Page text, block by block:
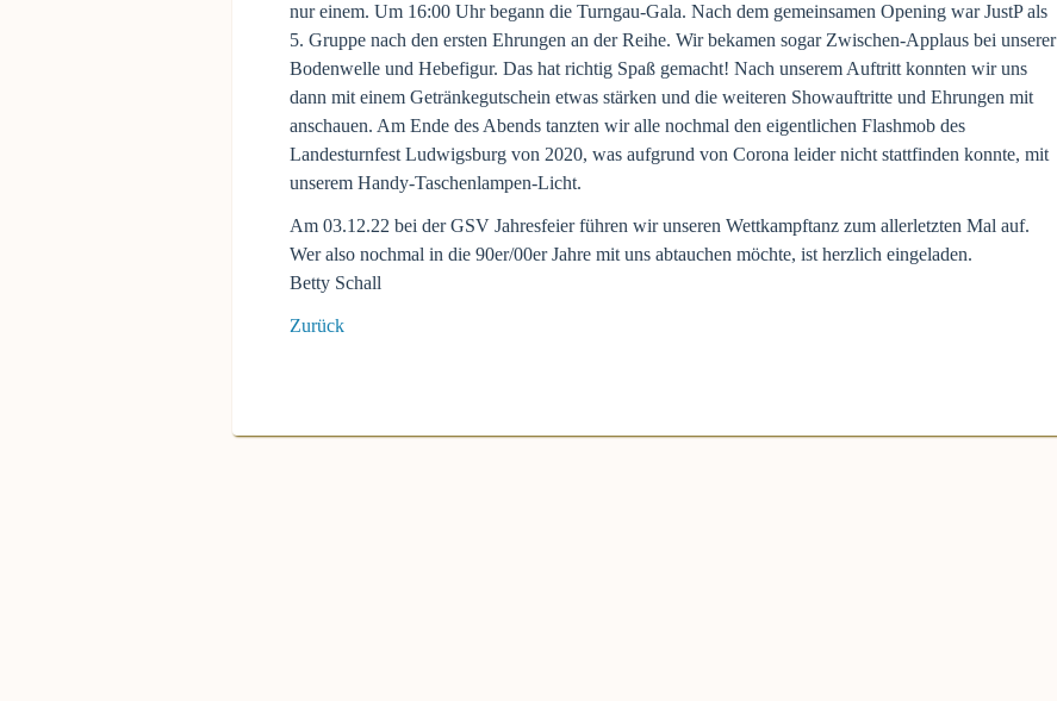
nur einem. Um 16:00 Uhr begann die Turngau-Gala. Nach dem gemeinsamen Opening war JustP als
5. Gruppe nach den ersten Ehrungen an der Reihe. Wir bekamen sogar Zwischen-Applaus bei unserer
Bodenwelle und Hebefigur. Das hat richtig Spaß gemacht! Nach unserem Auftritt konnten wir uns
dann mit einem Getränkegutschein etwas stärken und die weiteren Showauftritte und Ehrungen mit
anschauen. Am Ende des Abends tanzten wir alle nochmal den eigentlichen Flashmob des
Landesturnfest Ludwigsburg von 2020, was aufgrund von Corona leider nicht stattfinden konnte, mit
unserem Handy-Taschenlampen-Licht.
Am 03.12.22 bei der GSV Jahresfeier führen wir unseren Wettkampftanz zum allerletzten Mal auf.
Wer also nochmal in die 90er/00er Jahre mit uns abtauchen möchte, ist herzlich eingeladen.
Betty Schall
Zurück